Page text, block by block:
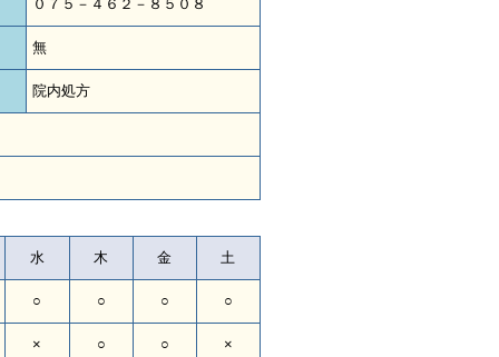
０７５－４６２－８５０８
無
院内処方
水 木 金 土
○ ○ ○ ○
× ○ ○ ×